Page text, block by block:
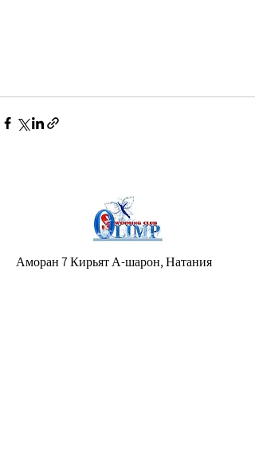
Аморан 7 Кирьят А-шарон, Натания